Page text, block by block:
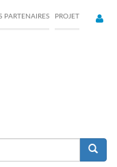
PARTENAIRES PROJET